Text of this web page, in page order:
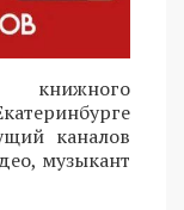
книжного
каналов
музыкант